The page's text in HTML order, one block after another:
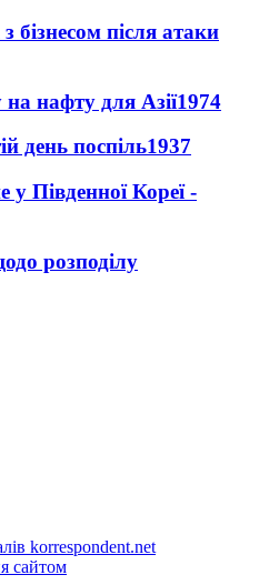
бізнесом після атаки
нафту для Азії1974
день поспіль1937
у Південної Кореї -
розподілу
korrespondent.net
сайтом